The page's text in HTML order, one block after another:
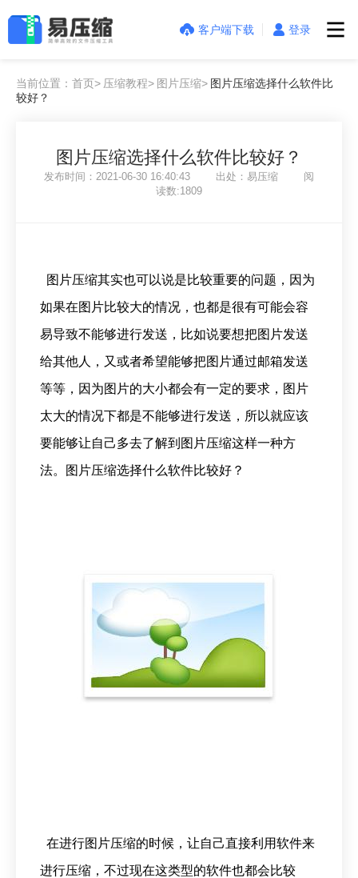
客户端下载 登录
当前位置：首页> 压缩教程> 图片压缩> 图片压缩选择什么软件比
较好？
图片压缩选择什么软件比较好？
发布时间：2021-06-30 16:40:43 出处：易压缩 阅
读数:1809
图片压缩其实也可以说是比较重要的问题，因为
如果在图片比较大的情况，也都是很有可能会容
易导致不能够进行发送，比如说要想把图片发送
给其他人，又或者希望能够把图片通过邮箱发送
等等，因为图片的大小都会有一定的要求，图片
太大的情况下都是不能够进行发送，所以就应该
要能够让自己多去了解到图片压缩这样一种方
法。
图片压缩选择什么软件比较好？
在进行图片压缩的时候，让自己直接利用软件来
进行压缩，不过现在这类型的软件也都会比较